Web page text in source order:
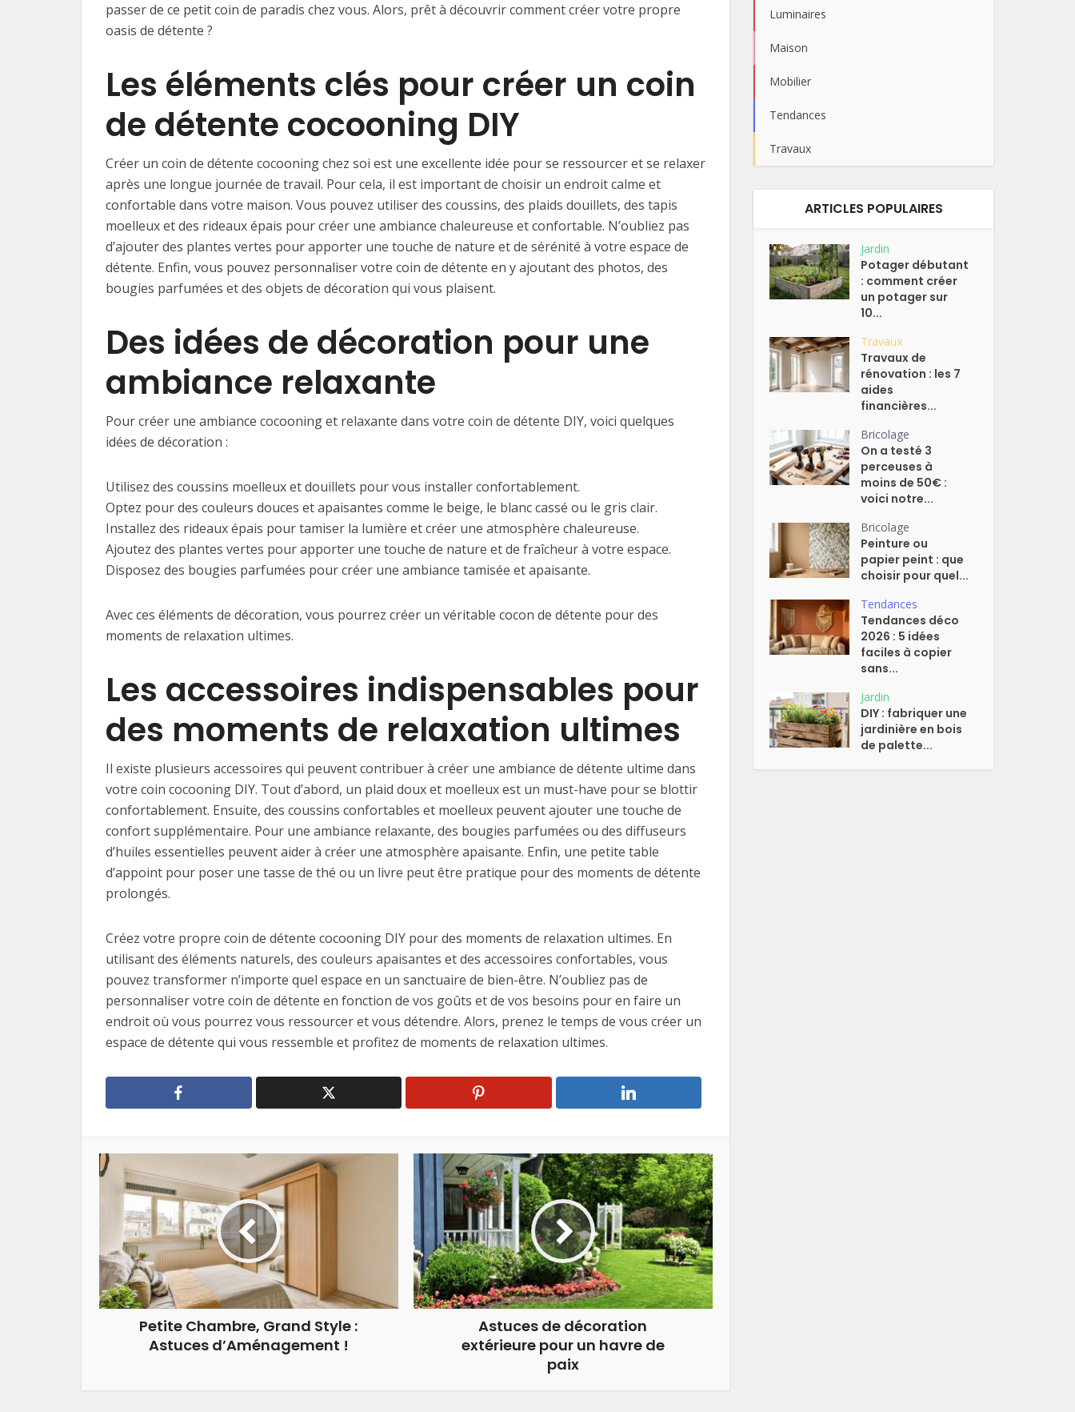
passer de ce petit coin de paradis chez vous. Alors, prêt à découvrir comment créer votre propre
oasis de détente ?
Les éléments clés pour créer un coin
de détente cocooning DIY
Créer un coin de détente cocooning chez soi est une excellente idée pour se ressourcer et se relaxer
après une longue journée de travail. Pour cela, il est important de choisir un endroit calme et
confortable dans votre maison. Vous pouvez utiliser des coussins, des plaids douillets, des tapis
moelleux et des rideaux épais pour créer une ambiance chaleureuse et confortable. N’oubliez pas
d’ajouter des plantes vertes pour apporter une touche de nature et de sérénité à votre espace de
détente. Enfin, vous pouvez personnaliser votre coin de détente en y ajoutant des photos, des
bougies parfumées et des objets de décoration qui vous plaisent.
Des idées de décoration pour une
ambiance relaxante
Pour créer une ambiance cocooning et relaxante dans votre coin de détente DIY, voici quelques
idées de décoration :
Utilisez des coussins moelleux et douillets pour vous installer confortablement.
Optez pour des couleurs douces et apaisantes comme le beige, le blanc cassé ou le gris clair.
Installez des rideaux épais pour tamiser la lumière et créer une atmosphère chaleureuse.
Ajoutez des plantes vertes pour apporter une touche de nature et de fraîcheur à votre espace.
Disposez des bougies parfumées pour créer une ambiance tamisée et apaisante.
Avec ces éléments de décoration, vous pourrez créer un véritable cocon de détente pour des
moments de relaxation ultimes.
Les accessoires indispensables pour
des moments de relaxation ultimes
Il existe plusieurs accessoires qui peuvent contribuer à créer une ambiance de détente ultime dans
votre coin cocooning DIY. Tout d’abord, un plaid doux et moelleux est un must-have pour se blottir
confortablement. Ensuite, des coussins confortables et moelleux peuvent ajouter une touche de
confort supplémentaire. Pour une ambiance relaxante, des bougies parfumées ou des diffuseurs
d’huiles essentielles peuvent aider à créer une atmosphère apaisante. Enfin, une petite table
d’appoint pour poser une tasse de thé ou un livre peut être pratique pour des moments de détente
prolongés.
Créez votre propre coin de détente cocooning DIY pour des moments de relaxation ultimes. En
utilisant des éléments naturels, des couleurs apaisantes et des accessoires confortables, vous
pouvez transformer n’importe quel espace en un sanctuaire de bien-être. N’oubliez pas de
personnaliser votre coin de détente en fonction de vos goûts et de vos besoins pour en faire un
endroit où vous pourrez vous ressourcer et vous détendre. Alors, prenez le temps de vous créer un
espace de détente qui vous ressemble et profitez de moments de relaxation ultimes.
Petite Chambre, Grand Style :
Astuces d’Aménagement !
Astuces de décoration
extérieure pour un havre de
paix
Luminaires
Maison
Mobilier
Tendances
Travaux
ARTICLES POPULAIRES
Jardin
Potager débutant
: comment créer
un potager sur
10...
Travaux
Travaux de
rénovation : les 7
aides
financières...
Bricolage
On a testé 3
perceuses à
moins de 50€ :
voici notre...
Bricolage
Peinture ou
papier peint : que
choisir pour quel...
Tendances
Tendances déco
2026 : 5 idées
faciles à copier
sans...
Jardin
DIY : fabriquer une
jardinière en bois
de palette...